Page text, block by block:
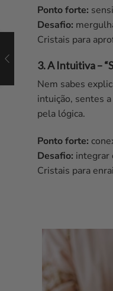
Ponto forte:
Desafio:
Cristais para
3. A Intuitiva –
Nem sabes
intuição, sentes
pela lógica.
Ponto forte:
Desafio: integrar
Cristais para